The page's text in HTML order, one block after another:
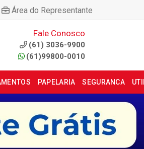
Área do Representante
Fale Conosco
(61) 3036-9900
(61)99800-0010
PAPELARIA SEGURANCA